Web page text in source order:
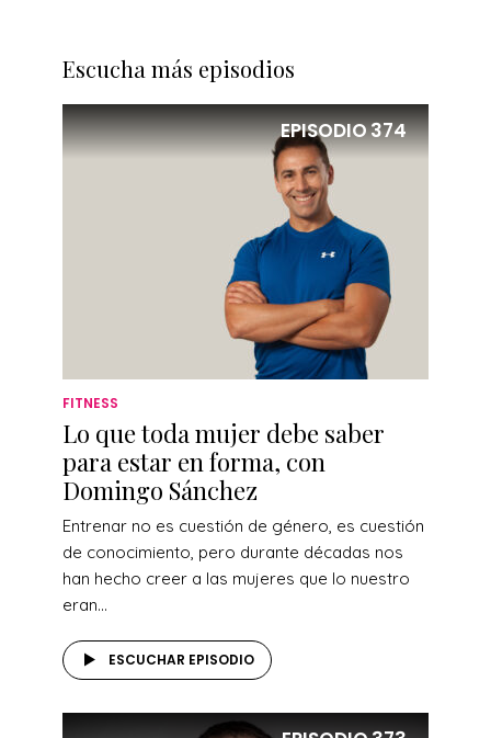
Escucha más episodios
EPISODIO374
FITNESS
Lo que toda mujer debe saber
para estar en forma, con
Domingo Sánchez
Entrenar no es cuestión de género, es cuestión
de conocimiento, pero durante décadas nos
han hecho creer a las mujeres que lo nuestro
eran...
ESCUCHAR EPISODIO